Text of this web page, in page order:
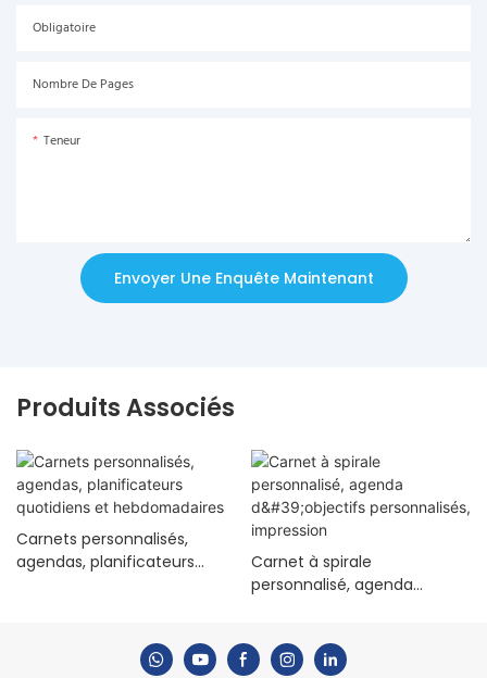
Obligatoire
Nombre De Pages
Teneur
Envoyer Une Enquête Maintenant
Produits Associés
Carnets personnalisés,
agendas, planificateurs
Carnet à spirale
personnalisé, agenda